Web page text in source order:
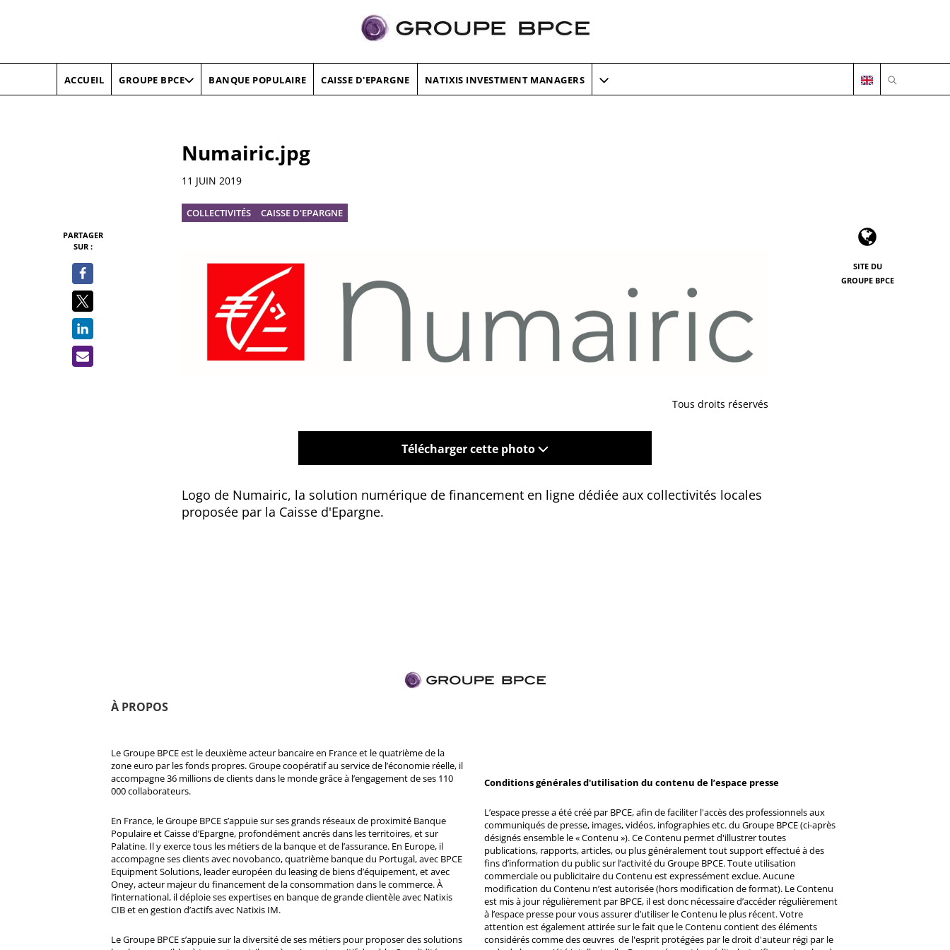
ACCUEIL GROUPE BPCE BANQUE POPULAIRE CAISSE D'EPARGNE NATIXIS INVESTMENT MANAGERS OUVRIR LA
Numairic.jpg
Informations
11 JUIN 2019
COLLECTIVITÉS CAISSE D'EPARGNE
PARTAGER
SUR :
SITE DU
GROUPE BPCE
Tous droits réservés
Télécharger cette photo
Logo de Numairic, la solution numérique de financement en ligne dédiée aux collectivités locales
proposée par la Caisse d'Epargne.
À PROPOS
Le Groupe BPCE est le deuxième acteur bancaire en France et le quatrième de la
zone euro par les fonds propres. Groupe coopératif au service de l’économie réelle, il
accompagne 36 millions de clients dans le monde grâce à l’engagement de ses 110
000 collaborateurs.
En France, le Groupe BPCE s’appuie sur ses grands réseaux de proximité Banque
Populaire et Caisse d’Epargne, profondément ancrés dans les territoires, et sur
Palatine. Il y exerce tous les métiers de la banque et de l’assurance. En Europe, il
accompagne ses clients avec novobanco, quatrième banque du Portugal, avec BPCE
Equipment Solutions, leader européen du leasing de biens d’équipement, et avec
Oney, acteur majeur du financement de la consommation dans le commerce. À
l’international, il déploie ses expertises en banque de grande clientèle avec Natixis
CIB et en gestion d’actifs avec Natixis IM.
Le Groupe BPCE s’appuie sur la diversité de ses métiers pour proposer des solutions
Conditions générales d'utilisation du contenu de l’espace presse
L’espace presse a été créé par BPCE, afin de faciliter l'accès des professionnels aux
communiqués de presse, images, vidéos, infographies etc. du Groupe BPCE (ci-après
désignés ensemble le « Contenu »). Ce Contenu permet d'illustrer toutes
publications, rapports, articles, ou plus généralement tout support effectué à des
fins d’information du public sur l’activité du Groupe BPCE. Toute utilisation
commerciale ou publicitaire du Contenu est expressément exclue. Aucune
modification du Contenu n’est autorisée (hors modification de format). Le Contenu
est mis à jour régulièrement par BPCE, il est donc nécessaire d’accéder régulièrement
à l’espace presse pour vous assurer d’utiliser le Contenu le plus récent. Votre
attention est également attirée sur le fait que le Contenu contient des éléments
considérés comme des œuvres de l'esprit protégées par le droit d'auteur régi par le